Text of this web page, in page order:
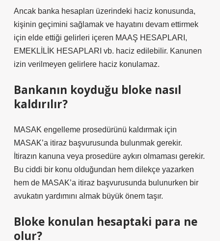
Ancak banka hesapları üzerindeki haciz konusunda,
kişinin geçimini sağlamak ve hayatını devam ettirmek
için elde ettiği gelirleri içeren MAAŞ HESAPLARI,
EMEKLİLİK HESAPLARI vb. haciz edilebilir. Kanunen
izin verilmeyen gelirlere haciz konulamaz.
Bankanın koyduğu bloke nasıl
kaldırılır?
MASAK engelleme prosedürünü kaldırmak için
MASAK’a itiraz başvurusunda bulunmak gerekir.
İtirazın kanuna veya prosedüre aykırı olmaması gerekir.
Bu ciddi bir konu olduğundan hem dilekçe yazarken
hem de MASAK’a itiraz başvurusunda bulunurken bir
avukatın yardımını almak büyük önem taşır.
Bloke konulan hesaptaki para ne
olur?